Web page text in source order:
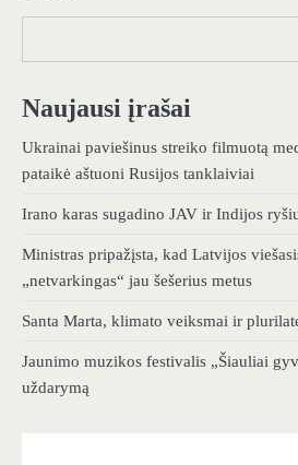
Naujausi įrašai
Ukrainai paviešinus streiko filmuotą
pataikė aštuoni Rusijos tanklaiviai
Irano karas sugadino JAV ir Indijos
Ministras pripažįsta, kad Latvijos
„netvarkingas“ jau šešerius metus
Santa Marta, klimato veiksmai ir
Jaunimo muzikos festivalis „Šiauliai
uždarymą